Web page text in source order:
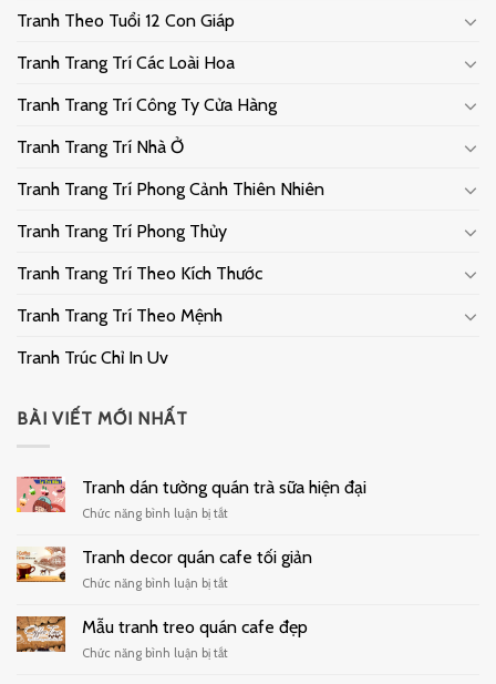
Tranh Theo Tuổi 12 Con Giáp
Tranh Trang Trí Các Loài Hoa
Tranh Trang Trí Công Ty Cửa Hàng
Tranh Trang Trí Nhà Ở
Tranh Trang Trí Phong Cảnh Thiên Nhiên
Tranh Trang Trí Phong Thủy
Tranh Trang Trí Theo Kích Thước
Tranh Trang Trí Theo Mệnh
Tranh Trúc Chỉ In Uv
BÀI VIẾT MỚI NHẤT
Tranh dán tường quán trà sữa hiện đại
Chức năng bình luận bị tắtở
dán
tường
quán
sữa
đại
Tranh decor quán cafe tối giản
Chức năng bình luận bị tắtở
decor
quán
cafe
Mẫu tranh treo quán cafe đẹp
Chức năng bình luận bị tắtở